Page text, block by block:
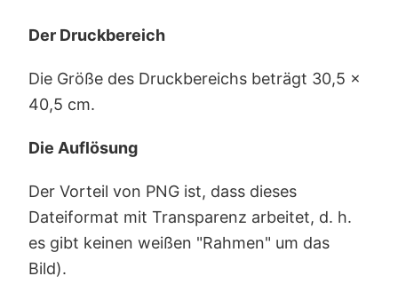
Der Druckbereich
Die Größe des Druckbereichs beträgt 30,5 x
40,5 cm.
Die Auflösung
Der Vorteil von PNG ist, dass dieses
Dateiformat mit Transparenz arbeitet, d. h.
es gibt keinen weißen "Rahmen" um das
Bild).